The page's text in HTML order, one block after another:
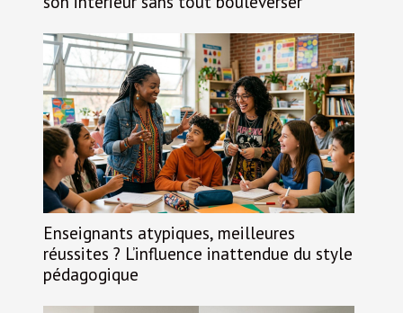
Enseignants atypiques, meilleures
réussites ? L’influence inattendue du style
pédagogique